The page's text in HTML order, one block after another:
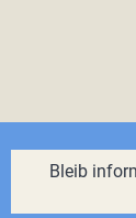
Bleib